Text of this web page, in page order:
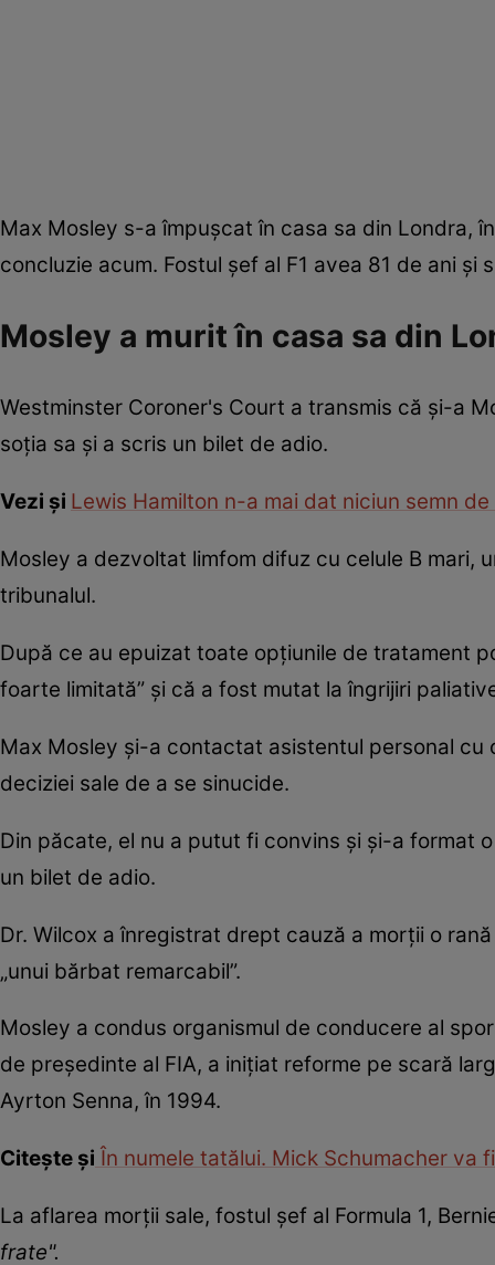
Max Mosley s-a împușcat în casa sa din Londra,
concluzie acum. Fostul șef al F1 avea 81 de ani
Mosley a murit în casa sa din
Westminster Coroner's Court a transmis că și-a
soția sa și a scris un bilet de adio.
Vezi și Lewis Hamilton n-a mai dat niciun semn
Mosley a dezvoltat limfom difuz cu celule B mari,
tribunalul.
După ce au epuizat toate opțiunile de tratament
foarte limitată” și că a fost mutat la îngrijiri
Max Mosley și-a contactat asistentul personal
deciziei sale de a se sinucide.
Din păcate, el nu a putut fi convins și și-a format
un bilet de adio.
Dr. Wilcox a înregistrat drept cauză a morții o
„unui bărbat remarcabil”.
Mosley a condus organismul de conducere al
de președinte al FIA, a inițiat reforme pe scară
Ayrton Senna, în 1994.
Citește și În numele tatălui. Mick Schumacher va
La aflarea morții sale, fostul șef al Formula 1,
frate".